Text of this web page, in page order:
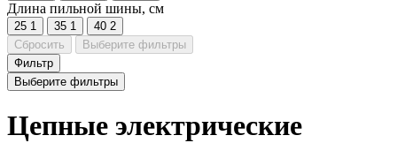
Длина пильной шины, см
25 1 35 1 40 2
Сбросить
Выберите фильтры
Фильтр
Выберите фильтры
Цепные электрические